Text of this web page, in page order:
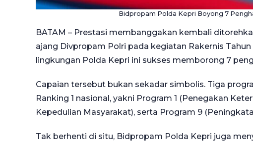
Bidpropam Polda Kepri Boyong 7
BATAM – Prestasi membanggakan kembali
ajang Divpropam Polri pada kegiatan Rakernis
lingkungan Polda Kepri ini sukses memborong 7
Capaian tersebut bukan sekadar simbolis. Tiga
Ranking 1 nasional, yakni Program 1 (Penegakan
Kepedulian Masyarakat), serta Program 9
Tak berhenti di situ, Bidpropam Polda Kepri juga